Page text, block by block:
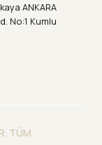
ANKARA
No:1 Kumlu
TÜM